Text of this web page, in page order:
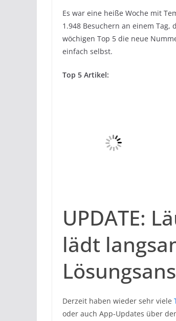
Es war eine heiße Woche mit
1.948 Besuchern an einem
wöchigen Top 5 die neue
einfach selbst.
Top 5 Artikel:
UPDATE:
lädt
Derzeit haben wieder sehr viele
oder auch App-Updates über